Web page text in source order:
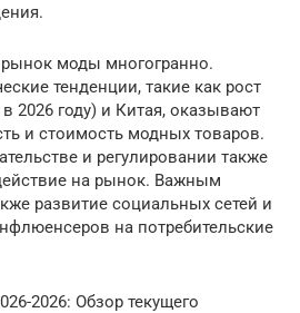
моды многогранно.
тенденции, такие как рост
2026 году) и Китая, оказывают
и стоимость модных товаров.
и регулировании также
на рынок. Важным
развитие социальных сетей и
на потребительские
2026: Обзор текущего